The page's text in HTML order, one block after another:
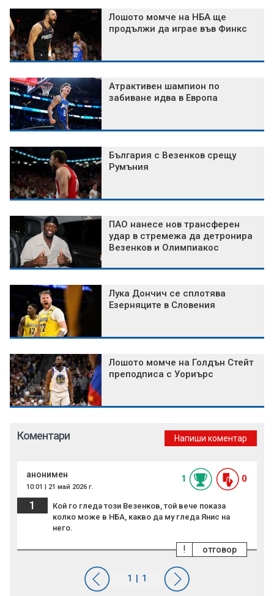
Лошото момче на НБА ще
продължи да играе във Финкс
Атрактивен шампион по
забиване идва в Европа
България с Везенков срещу
Румъния
ПАО нанесе нов трансферен
удар в стремежа да детронира
Везенков и Олимпиакос
Лука Дончич се сплотява
Езерняците в Словения
Лошото момче на Голдън Стейт
преподписа с Уориърс
Коментари Напиши коментар
анонимен
10:01 | 21 май 2026 г.
1 0
1
Кой го гледа този Везенков, той вече показа
колко може в НБА, какво да му гледа Янис на
него.
отговор
!